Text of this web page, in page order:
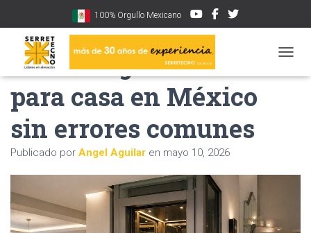
100% Orgullo Mexicano
Cómo elegir elevadores
para casa en México
sin errores comunes
Publicado por Angel Aguilar en mayo 10, 2026